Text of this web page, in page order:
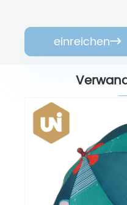
einreichen